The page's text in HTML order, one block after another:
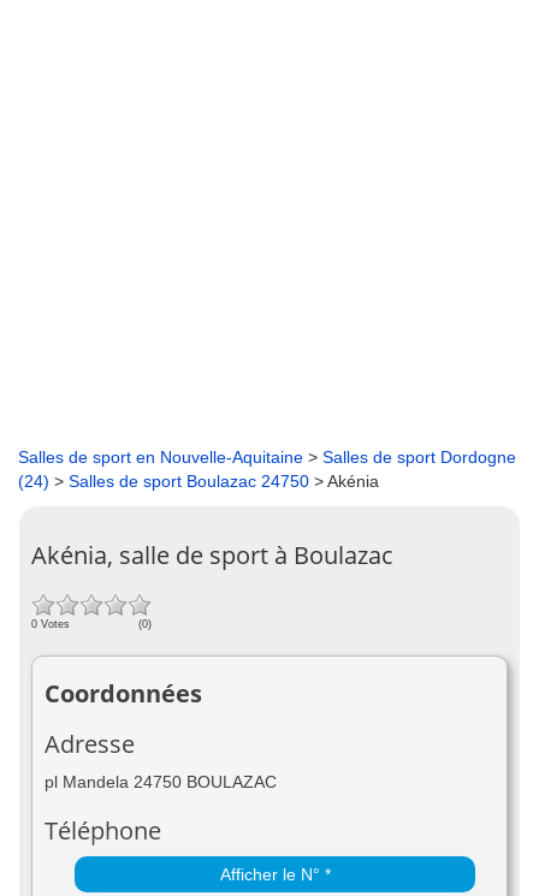
Salles de sport en Nouvelle-Aquitaine > Salles de sport Dordogne
(24) > Salles de sport Boulazac 24750 > Akénia
Akénia, salle de sport à Boulazac
0 Votes (0)
Coordonnées
Adresse
pl Mandela 24750 BOULAZAC
Téléphone
Afficher le N° *